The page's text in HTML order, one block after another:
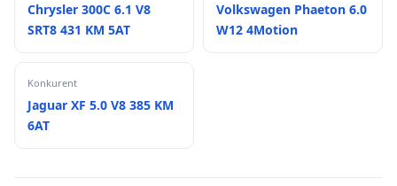
Chrysler 300C 6.1 V8
SRT8 431 KM 5AT
Volkswagen Phaeton 6.0
W12 4Motion
Konkurent
Jaguar XF 5.0 V8 385 KM
6AT